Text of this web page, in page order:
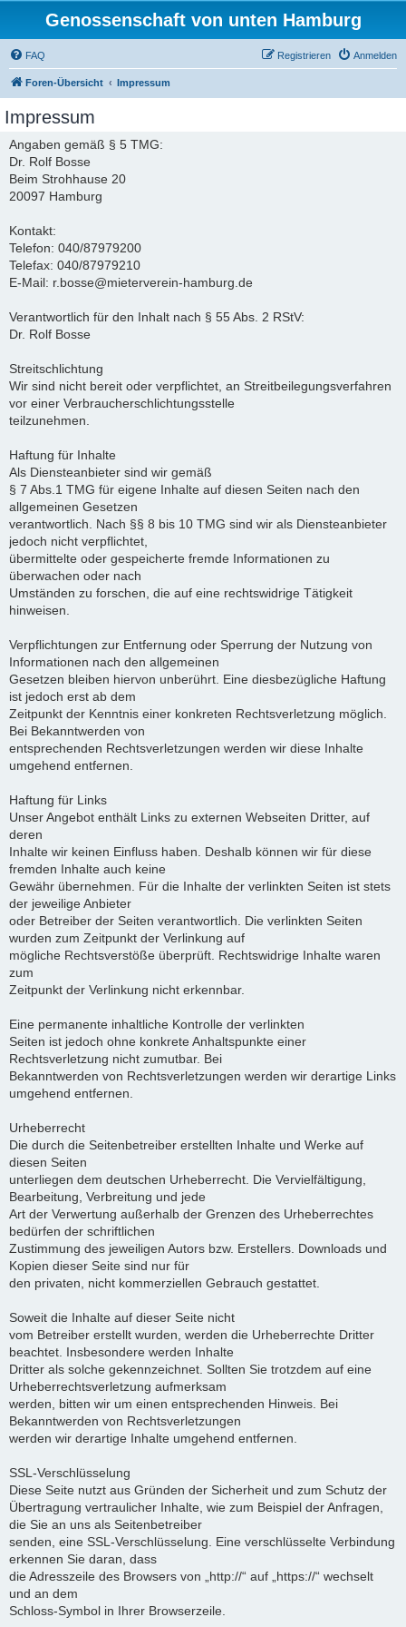
Genossenschaft von unten Hamburg
FAQ Anmelden
Registrieren
Foren-Übersicht Impressum
Impressum
Angaben gemäß § 5 TMG:
Dr. Rolf Bosse
Beim Strohhause 20
20097 Hamburg
Kontakt:
Telefon: 040/87979200
Telefax: 040/87979210
E-Mail: r.bosse@mieterverein-hamburg.de
Verantwortlich für den Inhalt nach § 55 Abs. 2 RStV:
Dr. Rolf Bosse
Streitschlichtung
Wir sind nicht bereit oder verpflichtet, an Streitbeilegungsverfahren
vor einer Verbraucherschlichtungsstelle
teilzunehmen.
Haftung für Inhalte
Als Diensteanbieter sind wir gemäß
§ 7 Abs.1 TMG für eigene Inhalte auf diesen Seiten nach den
allgemeinen Gesetzen
verantwortlich. Nach §§ 8 bis 10 TMG sind wir als Diensteanbieter
jedoch nicht verpflichtet,
übermittelte oder gespeicherte fremde Informationen zu
überwachen oder nach
Umständen zu forschen, die auf eine rechtswidrige Tätigkeit
hinweisen.
Verpflichtungen zur Entfernung oder Sperrung der Nutzung von
Informationen nach den allgemeinen
Gesetzen bleiben hiervon unberührt. Eine diesbezügliche Haftung
ist jedoch erst ab dem
Zeitpunkt der Kenntnis einer konkreten Rechtsverletzung möglich.
Bei Bekanntwerden von
entsprechenden Rechtsverletzungen werden wir diese Inhalte
umgehend entfernen.
Haftung für Links
Unser Angebot enthält Links zu externen Webseiten Dritter, auf
deren
Inhalte wir keinen Einfluss haben. Deshalb können wir für diese
fremden Inhalte auch keine
Gewähr übernehmen. Für die Inhalte der verlinkten Seiten ist stets
der jeweilige Anbieter
oder Betreiber der Seiten verantwortlich. Die verlinkten Seiten
wurden zum Zeitpunkt der Verlinkung auf
mögliche Rechtsverstöße überprüft. Rechtswidrige Inhalte waren
zum
Zeitpunkt der Verlinkung nicht erkennbar.
Eine permanente inhaltliche Kontrolle der verlinkten
Seiten ist jedoch ohne konkrete Anhaltspunkte einer
Rechtsverletzung nicht zumutbar. Bei
Bekanntwerden von Rechtsverletzungen werden wir derartige Links
umgehend entfernen.
Urheberrecht
Die durch die Seitenbetreiber erstellten Inhalte und Werke auf
diesen Seiten
unterliegen dem deutschen Urheberrecht. Die Vervielfältigung,
Bearbeitung, Verbreitung und jede
Art der Verwertung außerhalb der Grenzen des Urheberrechtes
bedürfen der schriftlichen
Zustimmung des jeweiligen Autors bzw. Erstellers. Downloads und
Kopien dieser Seite sind nur für
den privaten, nicht kommerziellen Gebrauch gestattet.
Soweit die Inhalte auf dieser Seite nicht
vom Betreiber erstellt wurden, werden die Urheberrechte Dritter
beachtet. Insbesondere werden Inhalte
Dritter als solche gekennzeichnet. Sollten Sie trotzdem auf eine
Urheberrechtsverletzung aufmerksam
werden, bitten wir um einen entsprechenden Hinweis. Bei
Bekanntwerden von Rechtsverletzungen
werden wir derartige Inhalte umgehend entfernen.
SSL-Verschlüsselung
Diese Seite nutzt aus Gründen der Sicherheit und zum Schutz der
Übertragung vertraulicher Inhalte, wie zum Beispiel der Anfragen,
die Sie an uns als Seitenbetreiber
senden, eine SSL-Verschlüsselung. Eine verschlüsselte Verbindung
erkennen Sie daran, dass
die Adresszeile des Browsers von „http://“ auf „https://“ wechselt
und an dem
Schloss-Symbol in Ihrer Browserzeile.